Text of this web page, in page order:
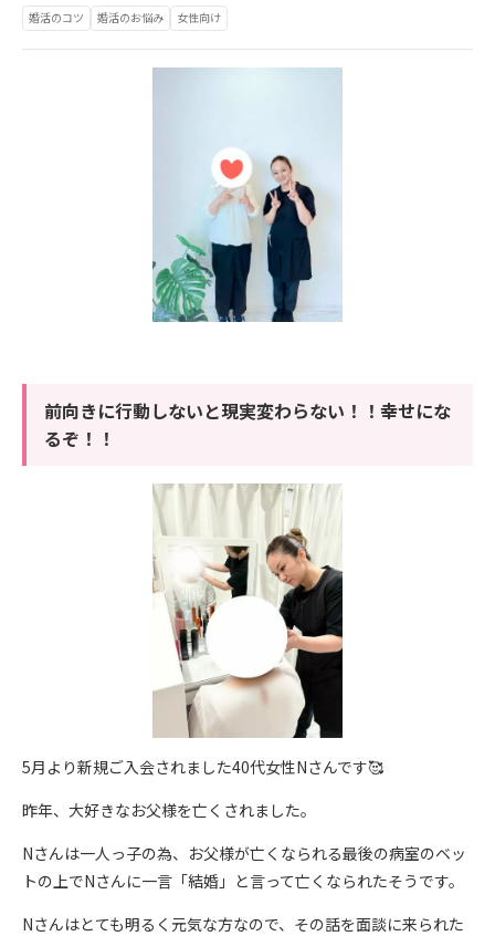
婚活のコツ 婚活のお悩み 女性向け
前向きに行動しないと現実変わらない！！幸せにな
るぞ！！
5月より新規ご入会されました40代女性Nさんです🥰
昨年、大好きなお父様を亡くされました。
Nさんは一人っ子の為、お父様が亡くなられる最後の病室のベッ
トの上でNさんに一言「結婚」と言って亡くなられたそうです。
Nさんはとても明るく元気な方なので、その話を面談に来られた